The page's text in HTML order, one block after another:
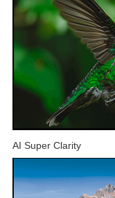
AI Super Clarity